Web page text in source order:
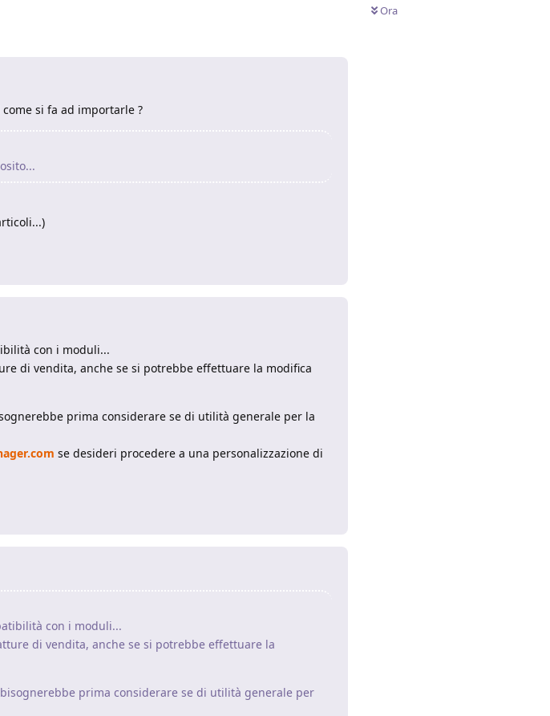
Ora
si fa ad importarle ?
con i moduli...
di vendita, anche se si potrebbe effettuare la modifica
prima considerare se di utilità generale per la
se desideri procedere a una personalizzazione di
con i moduli...
di vendita, anche se si potrebbe effettuare la
prima considerare se di utilità generale per